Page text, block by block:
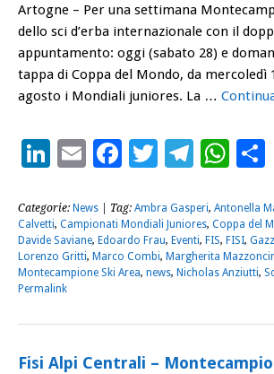
Artogne – Per una settimana
dello sci d’erba internazionale con il
appuntamento: oggi (sabato 28) e
tappa di Coppa del Mondo, da mercoledì
agosto i Mondiali juniores. La …
LinkedIn
EmailFacebook
Twitter
Categorie: News | Tag: Ambra Gasperi, Antonella
Calvetti, Campionati Mondiali Juniores, Coppa del
Davide Saviane, Edoardo Frau, Eventi, FIS, FISI,
Lorenzo Gritti, Marco Combi, Margherita
Montecampione Ski Area, news, Nicholas Anziutti,
Permalink
Fisi Alpi Centrali –